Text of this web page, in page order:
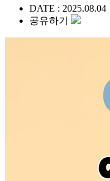
DATE : 2025.08.04
공유하기